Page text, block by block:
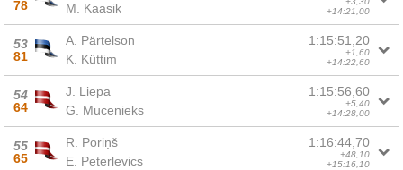
78
M. Kaasik
+14:21,00
53
81
A. Pärtelson
K. Küttim
1:15:51,20
+1,60
+14:22,60
54
64
J. Liepa
G. Mucenieks
1:15:56,60
+5,40
+14:28,00
55
65
R. Poriņš
E. Peterlevics
1:16:44,70
+48,10
+15:16,10